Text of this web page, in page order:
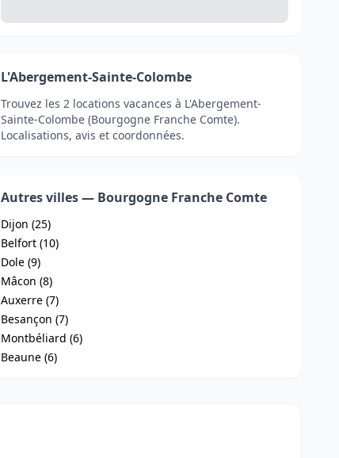
L'Abergement-Sainte-Colombe
Trouvez les 2 locations vacances à L'Abergement-
Sainte-Colombe (Bourgogne Franche Comte).
Localisations, avis et coordonnées.
Autres villes — Bourgogne Franche Comte
Dijon (25)
Belfort (10)
Dole (9)
Mâcon (8)
Auxerre (7)
Besançon (7)
Montbéliard (6)
Beaune (6)